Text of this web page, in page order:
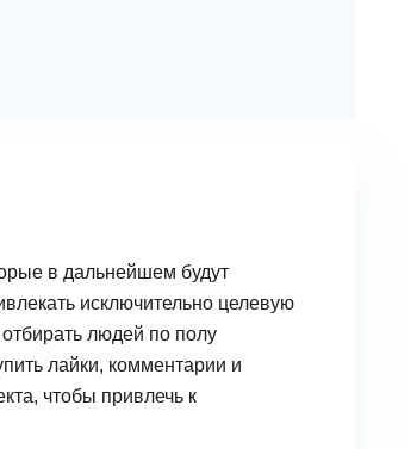
в дальнейшем будут
исключительно целевую
людей по полу
лайки, комментарии и
чтобы привлечь к